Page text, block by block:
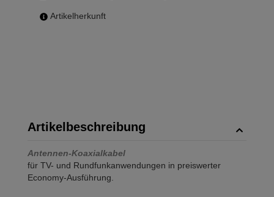
Artikelherkunft
Artikelbeschreibung
Antennen-Koaxialkabel
für TV- und Rundfunkanwendungen in preiswerter
Economy-Ausführung.